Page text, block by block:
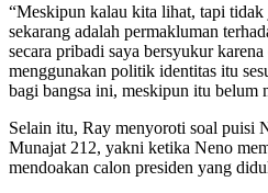
“Meskipun kalau kita lihat, tapi tidak
sekarang adalah permakluman
secara pribadi saya bersyukur
menggunakan politik identitas itu
bagi bangsa ini, meskipun itu belum
Selain itu, Ray menyoroti soal puisi
Munajat 212, yakni ketika Neno
mendoakan calon presiden yang